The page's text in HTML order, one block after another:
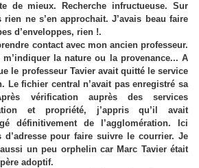
de mieux. Recherche infructueuse. Sur
ne s’en approchait. J’avais beau faire
d’enveloppes, rien !.
contact avec mon ancien professeur.
la nature ou la provenance... A
le professeur Tavier avait quitté le service
Le fichier central n’avait pas enregistré sa
vérification auprès des services
et propriété, j’appris qu’il avait
définitivement de l’agglomération. Ici
d’adresse pour faire suivre le courrier. Je
un peu orphelin car Marc Tavier était
adoptif.